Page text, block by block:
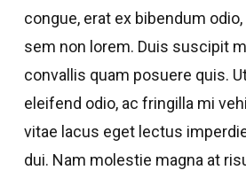
congue, erat ex bibendum
sem non lorem. Duis suscipit
convallis quam posuere quis.
eleifend odio, ac fringilla mi
vitae lacus eget lectus
dui. Nam molestie magna at